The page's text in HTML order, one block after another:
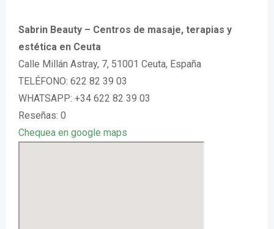
Sabrin Beauty – Centros de masaje, terapias y
estética en Ceuta
Calle Millán Astray, 7, 51001 Ceuta, España
TELÉFONO: 622 82 39 03
WHATSAPP: +34 622 82 39 03
Reseñas: 0
Chequea en google maps